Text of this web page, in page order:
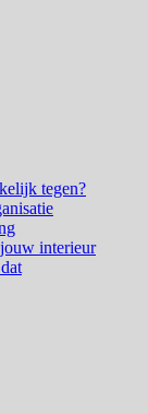
tegen?
interieur